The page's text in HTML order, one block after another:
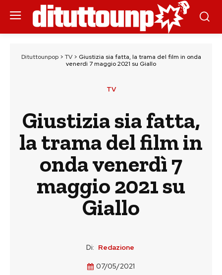
Dituttounpop> TV> Giustizia sia fatta, la trama del film in onda
venerdì 7 maggio 2021 su Giallo
TV
Giustizia sia fatta,
la trama del film in
onda venerdì 7
maggio 2021 su
Giallo
Di: Redazione
07/05/2021